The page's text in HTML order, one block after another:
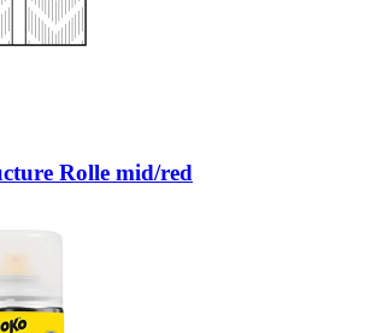
Rolle mid/red